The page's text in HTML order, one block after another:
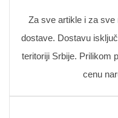
Za sve artikle i za sve
dostave. Dostavu
teritoriji Srbije. Prilikom
cenu